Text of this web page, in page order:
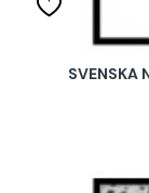
SVENSKA